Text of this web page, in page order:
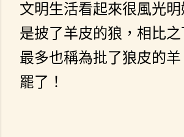
文明生活看起來很風光
是披了羊皮的狼，相比之
最多也稱為批了狼皮的羊
罷了！